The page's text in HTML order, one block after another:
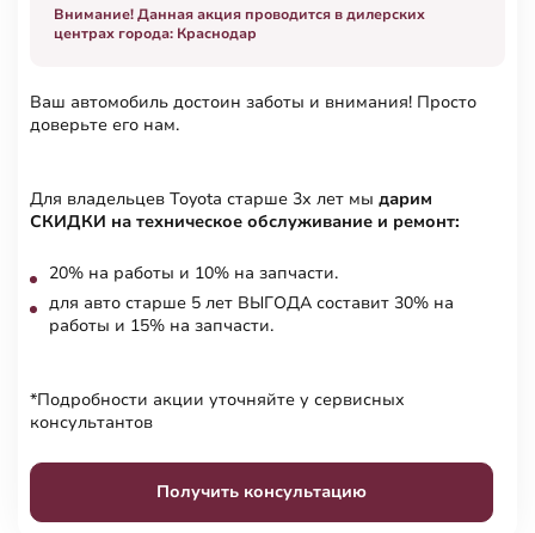
Внимание! Данная акция проводится в дилерских
центрах города: Краснодар
Ваш автомобиль достоин заботы и внимания! Просто
доверьте его нам.
Для владельцев Toyota старше 3х лет мы дарим
СКИДКИ на техническое обслуживание и ремонт:
20% на работы и 10% на запчасти.
для авто старше 5 лет ВЫГОДА составит 30% на
работы и 15% на запчасти.
*Подробности акции уточняйте у сервисных
консультантов
Получить консультацию